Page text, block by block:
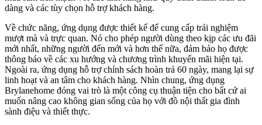
dàng và các tùy chọn hỗ trợ khách hàng.
Về chức năng, ứng dụng được thiết kế để cung cấp trải nghiệm
mượt mà và trực quan. Nó cho phép người dùng theo kịp các ưu đãi
mới nhất, những người đến mới và hơn thế nữa, đảm bảo họ được
thông báo về các xu hướng và chương trình khuyến mãi hiện tại.
Ngoài ra, ứng dụng hỗ trợ chính sách hoàn trả 60 ngày, mang lại sự
linh hoạt và an tâm cho khách hàng. Nhìn chung, ứng dụng
Brylanehome đóng vai trò là một công cụ thuận tiện cho bất cứ ai
muốn nâng cao không gian sống của họ với đồ nội thất gia đình
sành điệu và thiết thực.